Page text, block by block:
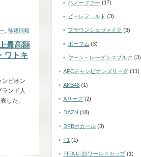
移籍情報
最高額
ワトキ
ンピオン
ンド人
した。
ハノーファー (17)
ビーレフェルト (3)
ブラウンシュヴァイク (3)
ボーフム (3)
ヤーン・レーゲンスブルク (3)
AFCチャンピオンズリーグ (11)
AKB48 (1)
Aリーグ (2)
DAZN (18)
DFBポカール (3)
F1 (1)
FIFA U-20ワールドカップ(1)